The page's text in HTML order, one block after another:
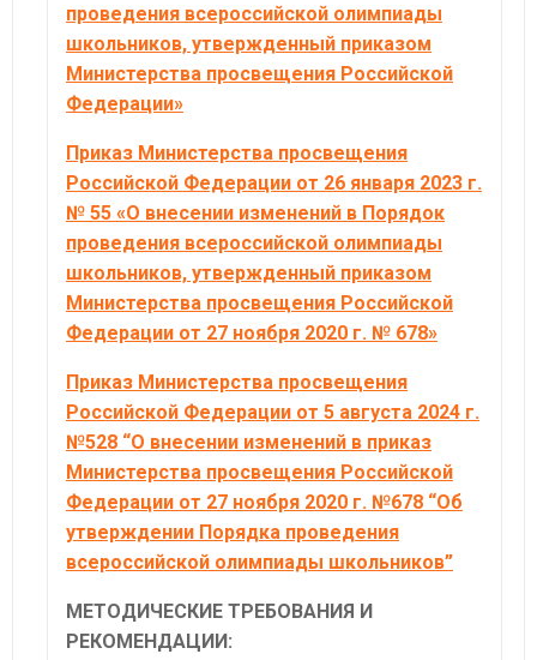
проведения всероссийской олимпиады
школьников, утвержденный приказом
Министерства просвещения Российской
Федерации»
Приказ Министерства просвещения
Российской Федерации от 26 января 2023 г.
№ 55 «О внесении изменений в Порядок
проведения всероссийской олимпиады
школьников, утвержденный приказом
Министерства просвещения Российской
Федерации от 27 ноября 2020 г. № 678»
Приказ Министерства просвещения
Российской Федерации от 5 августа 2024 г.
№528 “О внесении изменений в приказ
Министерства просвещения Российской
Федерации от 27 ноября 2020 г. №678 “Об
утверждении Порядка проведения
всероссийской олимпиады школьников”
МЕТОДИЧЕСКИЕ ТРЕБОВАНИЯ И
РЕКОМЕНДАЦИИ: